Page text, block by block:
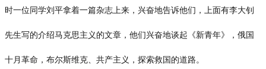
时一位同学刘平拿着一篇杂志上来，兴奋地告诉他们，上面有李大钊
先生写的介绍马克思主义的文章，他们兴奋地谈起《新青年》，俄国
十月革命，布尔斯维克、共产主义，探索救国的道路。